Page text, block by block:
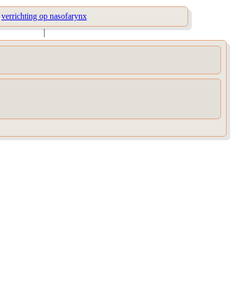
verrichting op nasofarynx
|